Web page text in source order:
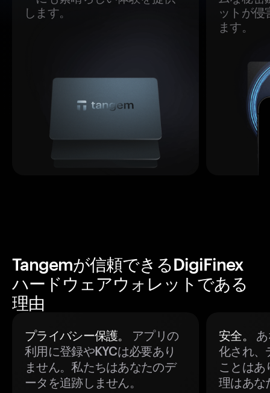
します。
ットが侵
ます。
Tangemが信頼できるDigiFinex
ハードウェアウォレットである
理由
プライバシー保護。
アプリの
利用に登録やKYCは必要あり
ません。私たちはあなたのデ
ータを追跡しません。
安全。
化され、
ことはあ
理はあな